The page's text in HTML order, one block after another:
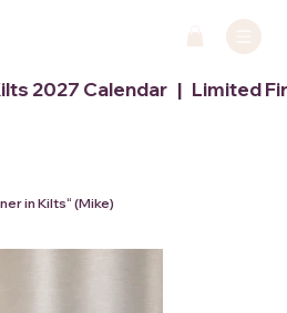
2027 Calendar   |   Limited
in Kilts“ (Mike)